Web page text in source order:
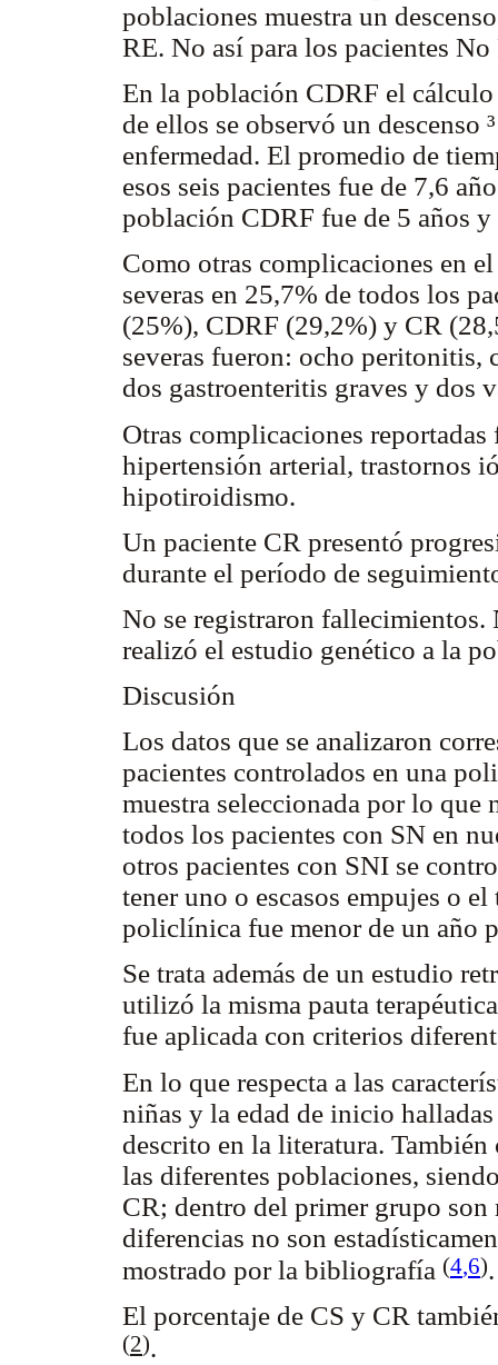
poblaciones muestra un
RE. No así para los pacientes No
En la población CDRF el
de ellos se observó un descenso
enfermedad. El promedio de
esos seis pacientes fue de 7,6
población CDRF fue de 5 años
Como otras complicaciones en
severas en 25,7% de todos los
(25%), CDRF (29,2%) y CR
severas fueron: ocho peritonitis,
dos gastroenteritis graves y dos
Otras complicaciones
hipertensión arterial, trastornos
hipotiroidismo.
Un paciente CR presentó
durante el período de
No se registraron fallecimientos.
realizó el estudio genético a la
Discusión
Los datos que se analizaron
pacientes controlados en una
muestra seleccionada por lo que
todos los pacientes con SN en
otros pacientes con SNI se
tener uno o escasos empujes o
policlínica fue menor de un año
Se trata además de un estudio
utilizó la misma pauta
fue aplicada con criterios
En lo que respecta a las
niñas y la edad de inicio
descrito en la literatura.
las diferentes poblaciones,
CR; dentro del primer grupo son
diferencias no son
mostrado por la bibliografía (4,6).
El porcentaje de CS y CR
(2).